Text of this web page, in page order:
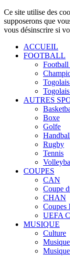
Ce site utilise des
supposerons que
vous désinscrire si
ACCUEIL
FOOTBALL
AUTRES
Boxe
Golfe
Rugby
Tennis
COUPES
CAN
Coupe
CHAN
Coupes
UEFA
MUSIQUE
Culture
Musique